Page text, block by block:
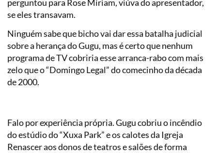
perguntou para Rose Miriam, viúva do apresentador,
se eles transavam.
Ninguém sabe que bicho vai dar essa batalha judicial
sobre a herança do Gugu, mas é certo que nenhum
programa de TV cobriria esse arranca-rabo com mais
zelo que o “Domingo Legal” do comecinho da década
de 2000.
Falo por experiência própria. Gugu cobriu o incêndio
do estúdio do “Xuxa Park” e os calotes da Igreja
Renascer aos donos de teatros e salões de forma